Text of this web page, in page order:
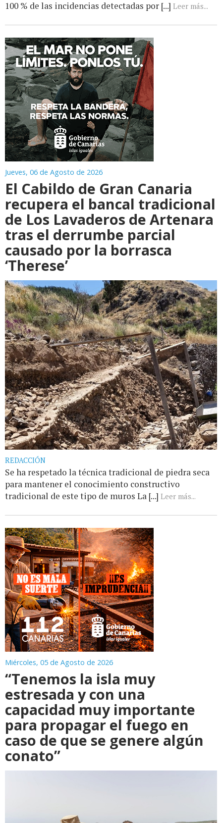
100 % de las incidencias detectadas por [...] Leer más...
Jueves, 06 de Agosto de 2026
El Cabildo de Gran Canaria
recupera el bancal tradicional
de Los Lavaderos de Artenara
tras el derrumbe parcial
causado por la borrasca
‘Therese’
REDACCIÓN
Se ha respetado la técnica tradicional de piedra seca
para mantener el conocimiento constructivo
tradicional de este tipo de muros La [...] Leer más...
Miércoles, 05 de Agosto de 2026
“Tenemos la isla muy
estresada y con una
capacidad muy importante
para propagar el fuego en
caso de que se genere algún
conato”